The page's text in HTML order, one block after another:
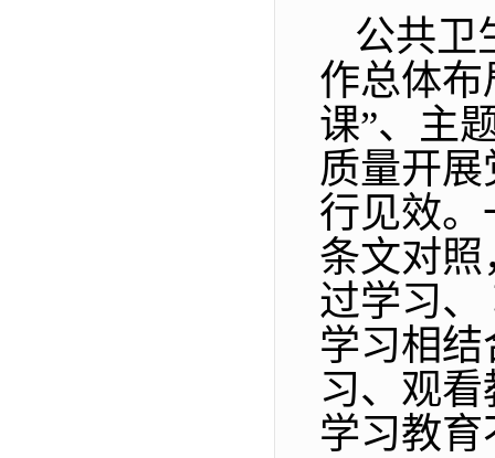
公共卫
作总体布
课”、主
质量开
行见效
条文对
过学习
学习相
习、观
学习教